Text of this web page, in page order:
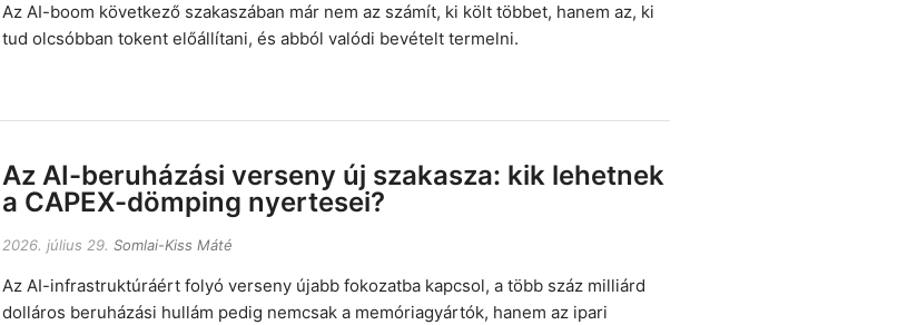
Az AI-boom következő szakaszában már nem az számít, ki költ többet, hanem az, ki
tud olcsóbban tokent előállítani, és abból valódi bevételt termelni.
Az AI-beruházási verseny új szakasza: kik lehetnek
a CAPEX-dömping nyertesei?
2026. július 29. Somlai-Kiss Máté
Az AI-infrastruktúráért folyó verseny újabb fokozatba kapcsol, a több száz milliárd
dolláros beruházási hullám pedig nemcsak a memóriagyártók, hanem az ipari